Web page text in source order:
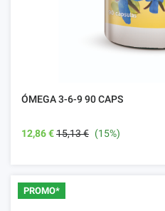
ÓMEGA 3-6-9 90 CAPS
12,86 €15,13 € (15%)
PROMO*